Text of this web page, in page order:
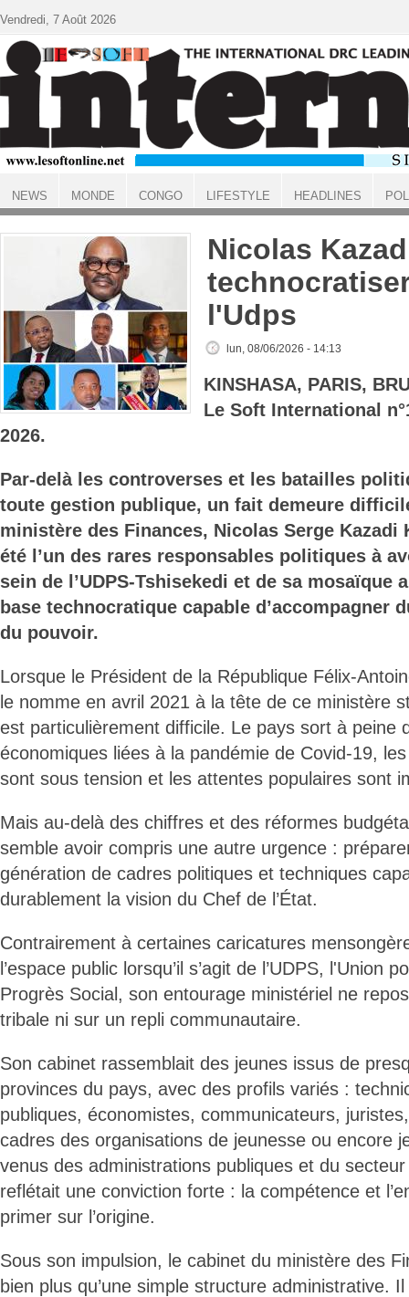
ACCUEIL
Nicolas
l'Udps
lun, 08/06/2026 - 14:13
KINSHASA, PARIS,
Le Soft International
2026.
Par-delà les controverses et les batailles
toute gestion publique, un fait demeure
ministère des Finances, Nicolas Serge Kazadi
été l’un des rares responsables politiques à
sein de l’UDPS-Tshisekedi et de sa mosaïque
base technocratique capable d’accompagner
du pouvoir.
Lorsque le Président de la République Félix-
le nomme en avril 2021 à la tête de ce ministère
est particulièrement difficile. Le pays sort à peine
économiques liées à la pandémie de Covid-19,
sont sous tension et les attentes populaires sont
Mais au-delà des chiffres et des réformes
semble avoir compris une autre urgence :
génération de cadres politiques et techniques
durablement la vision du Chef de l’État.
Contrairement à certaines caricatures
l’espace public lorsqu’il s’agit de l’UDPS, l'Union
Progrès Social, son entourage ministériel ne
tribale ni sur un repli communautaire.
Son cabinet rassemblait des jeunes issus de
provinces du pays, avec des profils variés :
publiques, économistes, communicateurs,
cadres des organisations de jeunesse ou encore
venus des administrations publiques et du
reflétait une conviction forte : la compétence et
primer sur l’origine.
Sous son impulsion, le cabinet du ministère des
bien plus qu’une simple structure administrative. Il
Vendredi, 7 Août 2026
NEWS MONDE CONGO LIFESTYLE HEADLINES